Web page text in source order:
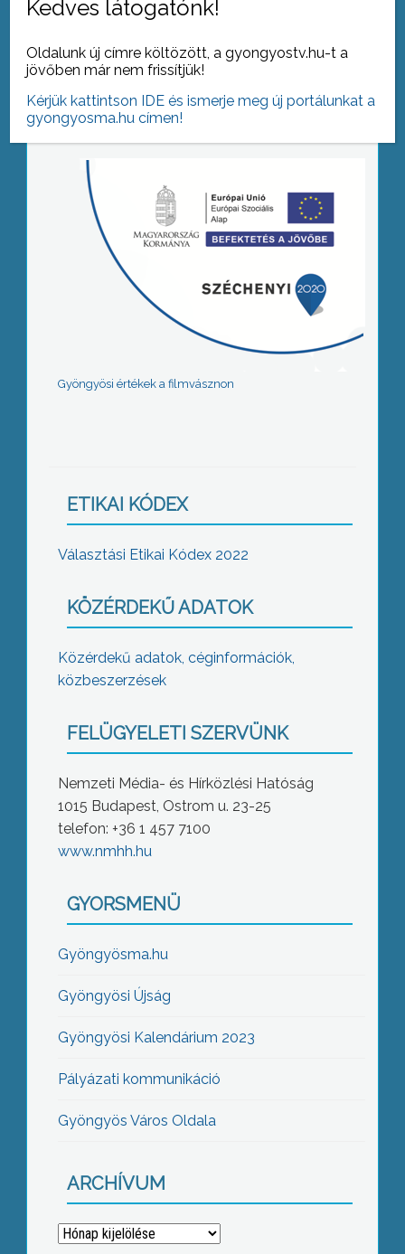
Tovább az archívumra
Gyöngyösi értékek a filmvásznon
ETIKAI KÓDEX
Választási Etikai Kódex 2022
KÖZÉRDEKŰ ADATOK
Közérdekű adatok, céginformációk,
közbeszerzések
FELÜGYELETI SZERVÜNK
Nemzeti Média- és Hírközlési Hatóság
1015 Budapest, Ostrom u. 23-25
telefon: +36 1 457 7100
www.nmhh.hu
GYORSMENÜ
Gyöngyösma.hu
Gyöngyösi Újság
Gyöngyösi Kalendárium 2023
Pályázati kommunikáció
Gyöngyös Város Oldala
ARCHÍVUM
Archívum
Kedves látogatónk!
Oldalunk új címre költözött, a gyongyostv.hu-t a
jövőben már nem frissítjük!
Kérjük kattintson IDE és ismerje meg új portálunkat a
gyongyosma.hu címen!